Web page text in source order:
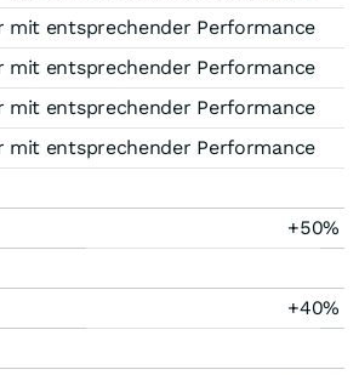
mit entsprechender Performance
mit entsprechender Performance
mit entsprechender Performance
mit entsprechender Performance
+50%
+40%